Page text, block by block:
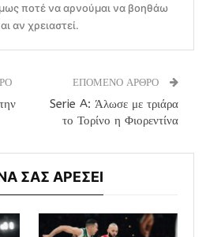
ποτέ να αρνούμαι να βοηθάω
αν χρειαστεί.
ΕΠΟΜΕΝΟ ΑΡΘΡΟ
Serie A: Άλωσε με τριάρα
το Τορίνο η Φιορεντίνα
ΣΑΣ ΑΡΕΣΕΙ